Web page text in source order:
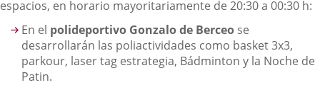
espacios, en horario mayoritariamente de 20:30 a 00:30 h:
En el polideportivo Gonzalo de Berceo se
desarrollarán las poliactividades como basket 3x3,
parkour, laser tag estrategia, Bádminton y la Noche de
Patin.